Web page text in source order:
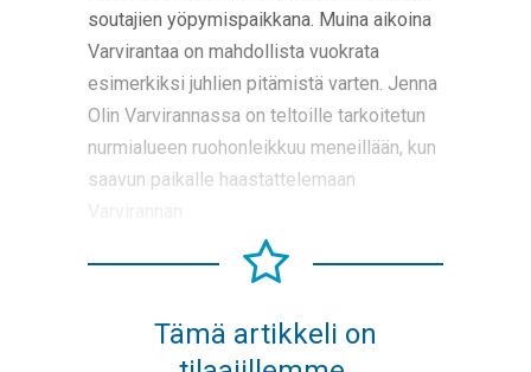
soutajien yöpymispaikkana. Muina aikoina
Varvirantaa on mahdollista vuokrata
esimerkiksi juhlien pitämistä varten. Jenna
Olin Varvirannassa on teltoille tarkoitetun
nurmialueen ruohonleikkuu meneillään, kun
saavun paikalle haastattelemaan
Tämä artikkeli on